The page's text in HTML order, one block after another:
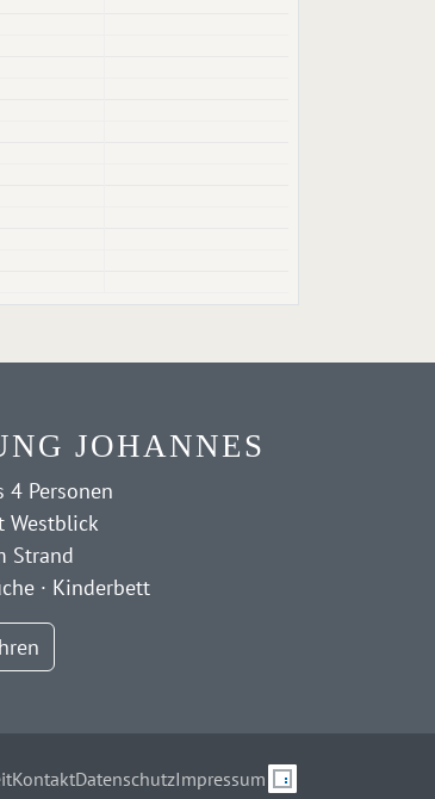
JOHANNES
4 Personen
Westblick
Strand
· Kinderbett
KontaktDatenschutzImpressum